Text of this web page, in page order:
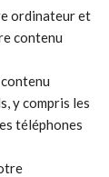
ordinateur et
contenu
y compris les
téléphones